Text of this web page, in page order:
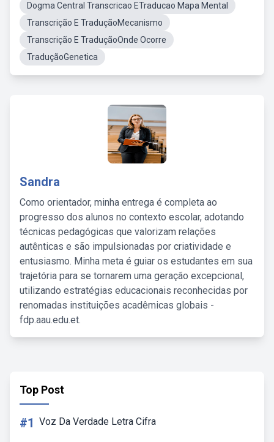
Dogma Central Transcricao ETraducao Mapa Mental
Transcrição E TraduçãoMecanismo
Transcrição E TraduçãoOnde Ocorre
TraduçãoGenetica
Sandra
Como orientador, minha entrega é completa ao
progresso dos alunos no contexto escolar, adotando
técnicas pedagógicas que valorizam relações
autênticas e são impulsionadas por criatividade e
entusiasmo. Minha meta é guiar os estudantes em sua
trajetória para se tornarem uma geração excepcional,
utilizando estratégias educacionais reconhecidas por
renomadas instituições acadêmicas globais -
fdp.aau.edu.et.
Top Post
#1 Voz Da Verdade Letra Cifra